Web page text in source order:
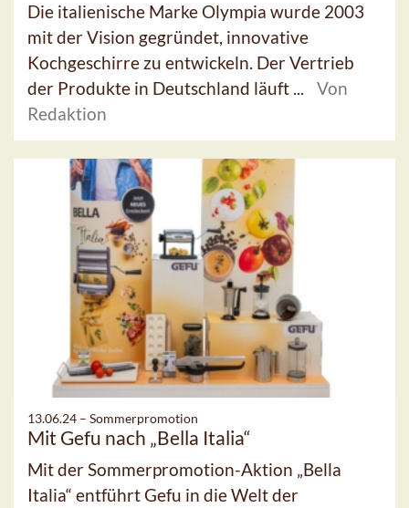
Die italienische Marke Olympia wurde 2003
mit der Vision gegründet, innovative
Kochgeschirre zu entwickeln. Der Vertrieb
der Produkte in Deutschland läuft ...
Von
Redaktion
13.06.24 – Sommerpromotion
Mit Gefu nach „Bella Italia“
Mit der Sommerpromotion-Aktion „Bella
Italia“ entführt Gefu in die Welt der